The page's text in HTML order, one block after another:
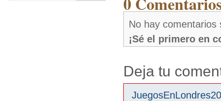
No hay comentarios
¡Sé el primero en
Deja tu